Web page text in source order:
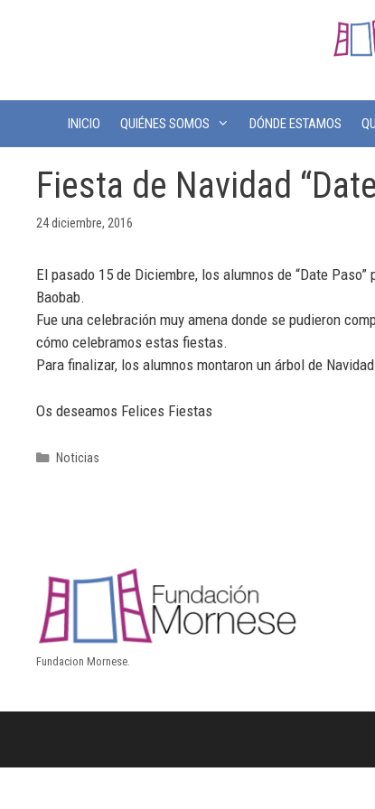
INICIO QUIÉNES SOMOS DÓNDE ESTAMOS
Fiesta de Navidad
24 diciembre, 2016
El pasado 15 de Diciembre, los alumnos de “Date
Baobab.
Fue una celebración muy amena donde se pudieron
cómo celebramos estas fiestas.
Para finalizar, los alumnos montaron un árbol de
Os deseamos Felices Fiestas
Noticias
Fundacion Mornese.